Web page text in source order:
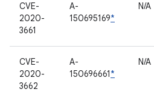
CVE-
2020-
3661
A-
150695169*
N/A
CVE-
2020-
3662
A-
150696661*
N/A